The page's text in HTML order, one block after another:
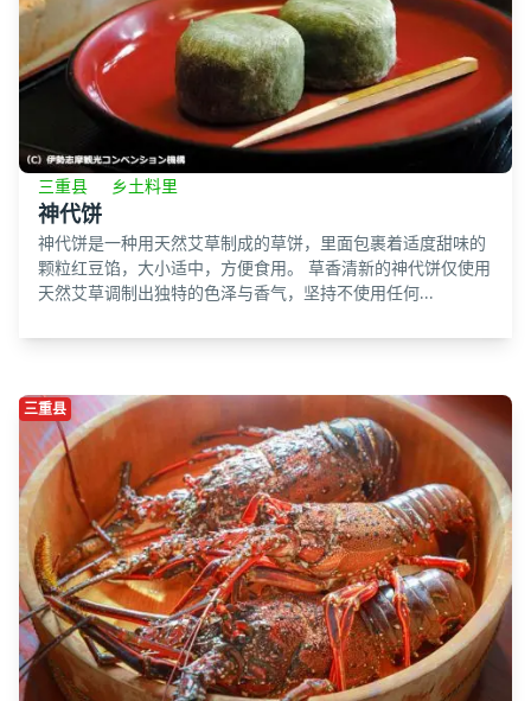
三重县 乡土料里
神代饼
神代饼是一种用天然艾草制成的草饼，里面包裹着适度甜味的
颗粒红豆馅，大小适中，方便食用。 草香清新的神代饼仅使用
天然艾草调制出独特的色泽与香气，坚持不使用任何...
三重县